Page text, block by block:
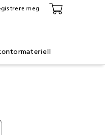
meg